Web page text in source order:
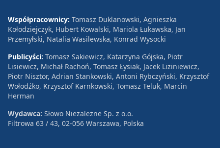
Współpracownicy: Tomasz Duklanowski, Agnieszka
Kołodziejczyk, Hubert Kowalski, Mariola Łukawska, Jan
Przemyłski, Natalia Wasilewska, Konrad Wysocki
Publicyści: Tomasz Sakiewicz, Katarzyna Gójska, Piotr
Lisiewicz, Michał Rachoń, Tomasz Łysiak, Jacek Liziniewicz,
Piotr Nisztor, Adrian Stankowski, Antoni Rybczyński, Krzysztof
Wołodźko, Krzysztof Karnkowski, Tomasz Teluk, Marcin
Herman
Wydawca: Słowo Niezależne Sp. z o.o.
Filtrowa 63 / 43, 02-056 Warszawa, Polska